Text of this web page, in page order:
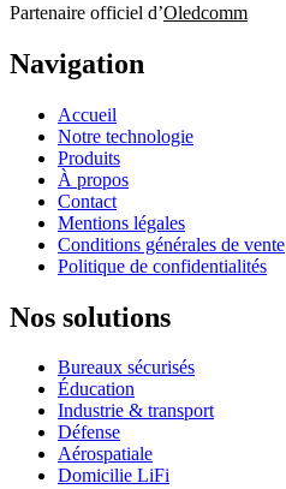
Partenaire officiel d’Oledcomm
Navigation
Accueil
Notre technologie
Produits
À propos
Contact
Mentions légales
Conditions générales de vente
Politique de confidentialités
Nos solutions
Bureaux sécurisés
Éducation
Industrie & transport
Défense
Aérospatiale
Domicilie LiFi